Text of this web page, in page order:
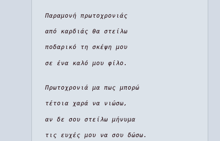
Παραμονή πρωτοχρονιάς
από καρδιάς θα στείλω
ποδαρικό τη σκέψη μου
σε ένα καλό μου φίλο.
Πρωτοχρονιά μα πως μπορώ
τέτοια χαρά να νιώσω,
αν δε σου στείλω μήνυμα
τις ευχές μου να σου δώσω.